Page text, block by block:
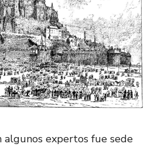
algunos expertos fue sede